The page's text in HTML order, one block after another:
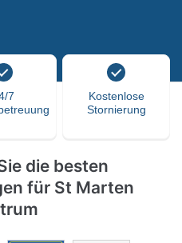
7
Kostenlose
Stornierung
die besten
für St Marten